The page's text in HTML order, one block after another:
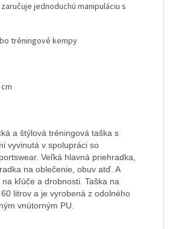
jednoduchú manipuláciu s
tréningové kempy
a štýlová tréningová taška s
vyvinutá v spolupráci so
Veľká hlavná priehradka,
na oblečenie, obuv atď. A
kľúče a drobnosti. Taška na
litrov a je vyrobená z odolného
vnútorným PU.